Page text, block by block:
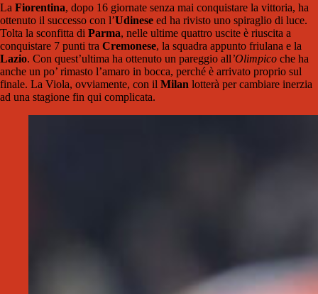
La Fiorentina, dopo 16 giornate senza mai conquistare la vittoria, ha
ottenuto il successo con l’Udinese ed ha rivisto uno spiraglio di luce.
Tolta la sconfitta di Parma, nelle ultime quattro uscite è riuscita a
conquistare 7 punti tra Cremonese, la squadra appunto friulana e la
Lazio. Con quest’ultima ha ottenuto un pareggio all’Olimpico che ha
anche un po’ rimasto l’amaro in bocca, perché è arrivato proprio sul
finale. La Viola, ovviamente, con il Milan lotterà per cambiare inerzia
ad una stagione fin qui complicata.